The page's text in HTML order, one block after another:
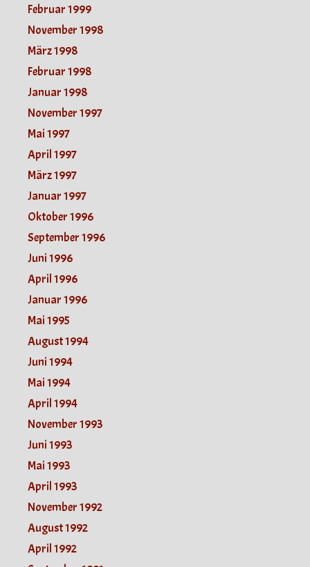
Februar 1999
November 1998
März 1998
Februar 1998
Januar 1998
November 1997
Mai 1997
April 1997
März 1997
Januar 1997
Oktober 1996
September 1996
Juni 1996
April 1996
Januar 1996
Mai 1995
August 1994
Juni 1994
Mai 1994
April 1994
November 1993
Juni 1993
Mai 1993
April 1993
November 1992
August 1992
April 1992